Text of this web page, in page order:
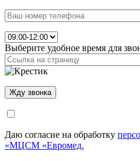
Выберите удобное время для
Даю согласие на обработку
«МЦСМ «Евромед.